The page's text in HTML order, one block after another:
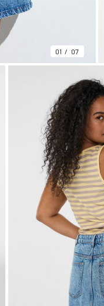
01 07